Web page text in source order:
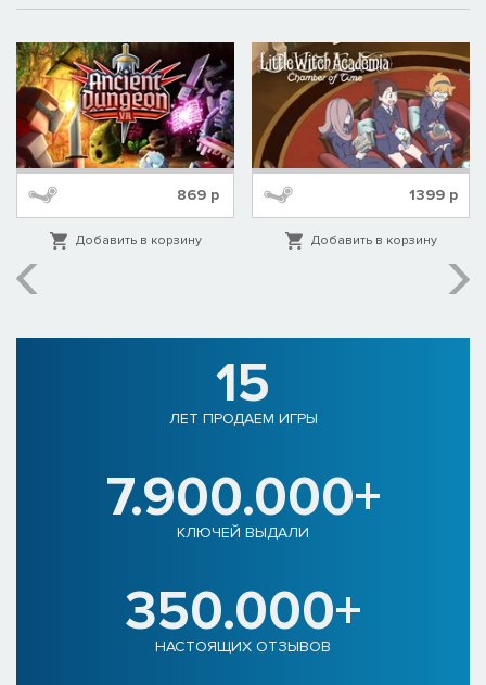
869 р
Добавить в корзину
1399 р
Добавить в корзину
15
ЛЕТ ПРОДАЕМ ИГРЫ
7.900.000+
КЛЮЧЕЙ ВЫДАЛИ
350.000+
НАСТОЯЩИХ ОТЗЫВОВ